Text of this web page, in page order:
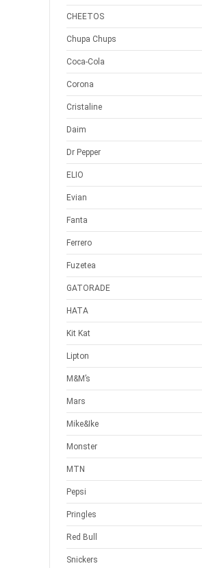
CHEETOS
Chupa Chups
Coca-Cola
Corona
Cristaline
Daim
Dr Pepper
ELIO
Evian
Fanta
Ferrero
Fuzetea
GATORADE
HATA
Kit Kat
Lipton
M&M’s
Mars
Mike&Ike
Monster
MTN
Pepsi
Pringles
Red Bull
Snickers